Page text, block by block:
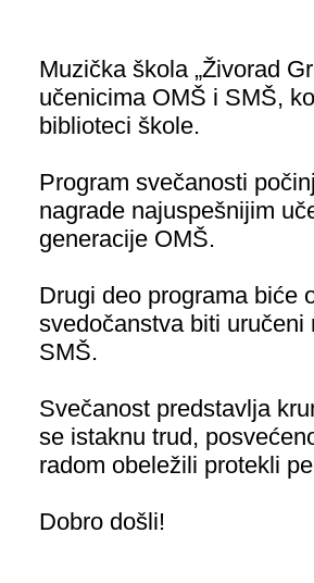
Muzička škola „Živorad
učenicima OMŠ i SMŠ,
biblioteci škole.
Program svečanosti
nagrade najuspešnijim
generacije OMŠ.
Drugi deo programa biće
svedočanstva biti
SMŠ.
Svečanost predstavlja
se istaknu trud,
radom obeležili protekli
Dobro došli!